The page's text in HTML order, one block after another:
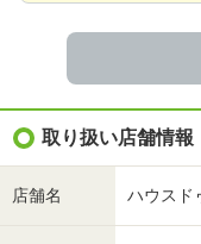
取り扱い店舗情報
店舗名 ハウスド